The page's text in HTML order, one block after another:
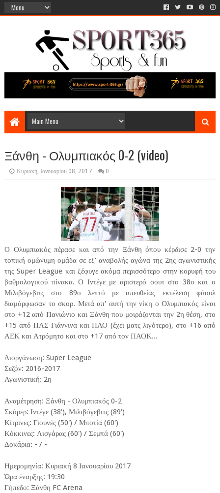
Ξάνθη - Ολυμπιακός 0-2 (video)
Κυριακή, Ιανουαρίου 08, 2017 0
Ο Ολυμπιακός πέρασε και από την Ξάνθη όπου κέρδισε 2-0 την
τοπική ομώνυμη ομάδα σε εξ’ αναβολής αγώνα της 2ης αγωνιστικής
της Super League και ξέφυγε ακόμα περισσότερο στην κορυφή του
βαθμολογικού πίνακα. Ο Ιντέγε με αριστερό σουτ στο 38ο και ο
Μιλιβόγεβιτς στο 89ο λεπτό με απευθείας εκτέλεση φάουλ
διαμόρφωσαν το σκορ. Μετά απ' αυτή την νίκη ο Ολυμπιακός είναι
στο +12 από Πανιώνιο και Ξάνθη που μοιράζονται την 2η θέση, στο
+15 από ΠΑΣ Γιάννινα και ΠΑΟ (έχει ματς λιγότερο), στο +16 από
ΑΕΚ και Ατρόμητο και στο +17 από τον ΠΑΟΚ...
Διοργάνωση: Super League
Σεζόν: 2016-2017
Αγωνιστική: 2η
Αναμέτρηση: Ξάνθη - Ολυμπιακός 0-2
Σκόρερ: Ιντέγε (38'), Μιλιβόγεβιτς (89')
Κίτρινες: Γιουνές (50') / Μποτία (60')
Κόκκινες: Λισγάρας (60') / Σεμπά (60')
Δοκάρια: - / -
Ημερομηνία: Κυριακή 8 Ιανουαρίου 2017
Ώρα έναρξης: 19:30
Γήπεδο: Ξάνθη FC Arena